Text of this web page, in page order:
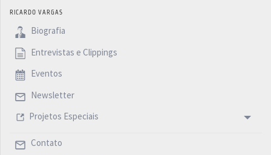
RICARDO VARGAS
Biografia
Entrevistas e Clippings
Eventos
Newsletter
Projetos Especiais
Contato